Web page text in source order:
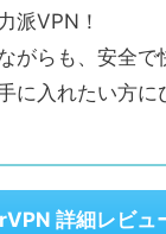
派VPN！
がらも、安全で
に入れたい方に
詳細レビュ